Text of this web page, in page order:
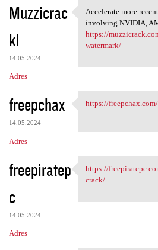
Muzzicrac
k1
14.05.2024
Adres
Accelerate more
Accelerate more
involving NVIDIA,
https://
watermark/
freepchax
14.05.2024
Adres
https://
https://
freepiratep
c
14.05.2024
Adres
https://
https://
crack/